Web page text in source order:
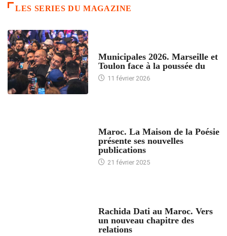
LES SERIES DU MAGAZINE
Municipales 2026. Marseille et
Toulon face à la poussée du
11 février 2026
Maroc. La Maison de la Poésie
présente ses nouvelles
publications
21 février 2025
Rachida Dati au Maroc. Vers
un nouveau chapitre des
relations